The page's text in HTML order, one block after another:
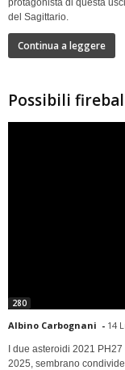
protagonista di questa
del Sagittario.
Continua a leggere
Possibili
280
Albino Carbognani - 14
I due asteroidi 2021
2025, sembrano